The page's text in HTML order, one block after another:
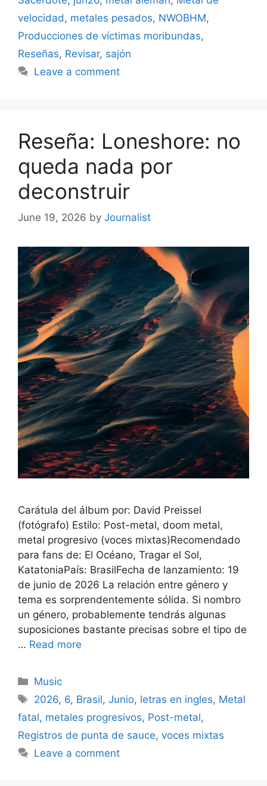
velocidad , metales pesados, NWOBHM,
Producciones de víctimas moribundas,
Reseñas, Revisar, sajón
Leave a comment
Reseña: Loneshore: no
queda nada por
deconstruir
June 19, 2026 by Journalist
Carátula del álbum por: David Preissel
(fotógrafo) Estilo: Post-metal, doom metal,
metal progresivo (voces mixtas)Recomendado
para fans de: El Océano, Tragar el Sol,
KatatoniaPaís: BrasilFecha de lanzamiento: 19
de junio de 2026 La relación entre género y
tema es sorprendentemente sólida. Si nombro
un género, probablemente tendrás algunas
suposiciones bastante precisas sobre el tipo de
… Read more
Categories
Music
Tags
2026, 6, Brasil,Junio, letras en ingles, Metal
fatal, metales progresivos, Post-metal,
Registros de punta de sauce, voces mixtas
Leave a comment